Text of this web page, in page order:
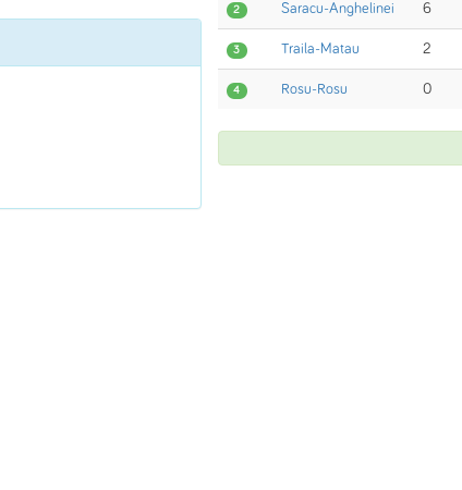
2 Saracu-Anghelinei 6
3 Traila-Matau 2
4 Rosu-Rosu 0